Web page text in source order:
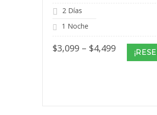
2 Días
1 Noche
$3,099 – $4,499Price
range:
$3,099